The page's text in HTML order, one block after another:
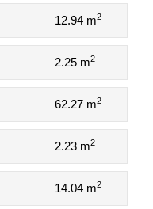
12.94 m2
2.25 m2
62.27 m2
2.23 m2
14.04 m2